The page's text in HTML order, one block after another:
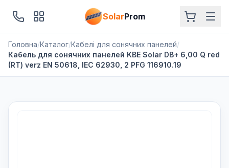
SolarProm
Головна/Каталог/Кабелі для сонячних панелей/
Кабель для сонячних панелей KBE Solar DB+ 6,00 Q red
(RT) verz EN 50618, IEC 62930, 2 PFG 116910.19